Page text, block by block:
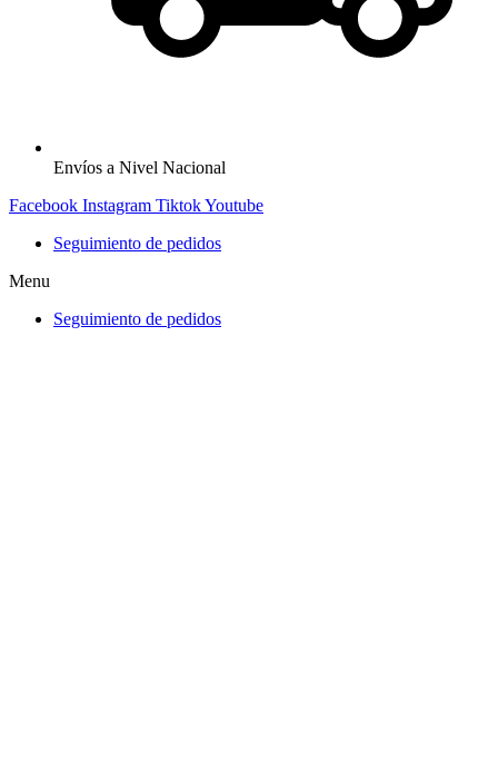
Envíos a Nivel Nacional
Facebook Instagram TiktokYoutube
Seguimiento de pedidos
Menu
Seguimiento de pedidos